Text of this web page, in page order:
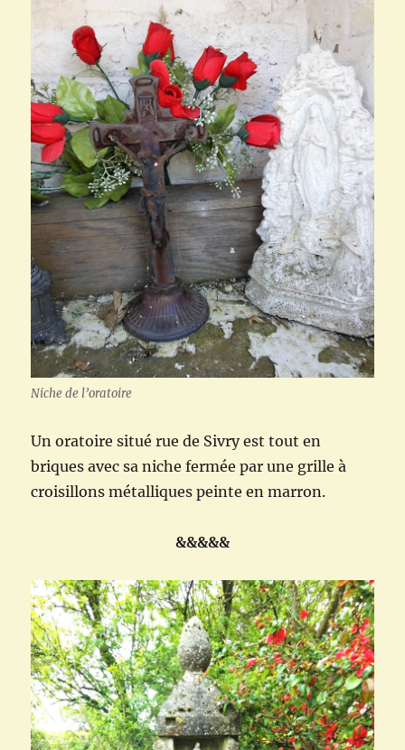
Niche de l’oratoire
Un oratoire situé rue de Sivry est tout en
briques avec sa niche fermée par une grille à
croisillons métalliques peinte en marron.
&&&&&